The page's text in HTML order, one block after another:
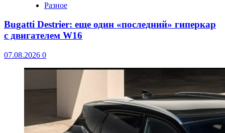
Разное
Bugatti Destrier: еще один «последний» гиперкар
с двигателем W16
07.08.2026 0